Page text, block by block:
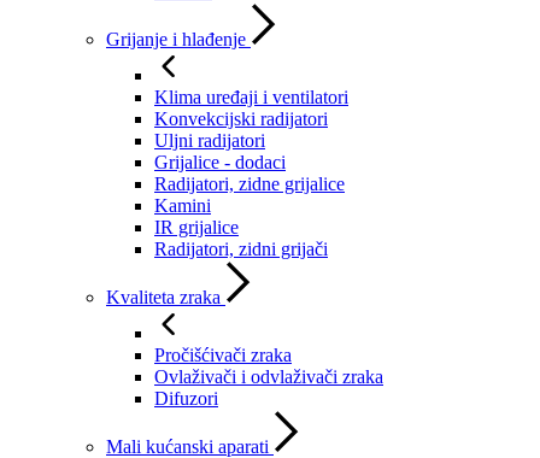
Grijanje i hlađenje
Klima uređaji i ventilatori
Konvekcijski radijatori
Uljni radijatori
Grijalice - dodaci
Radijatori, zidne grijalice
Kamini
IR grijalice
Radijatori, zidni grijači
Kvaliteta zraka
Pročišćivači zraka
Ovlaživači i odvlaživači zraka
Difuzori
Mali kućanski aparati